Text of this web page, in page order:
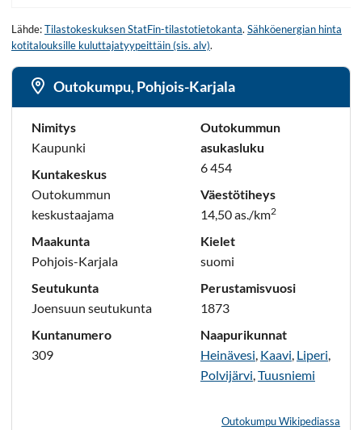
Lähde:Tilastokeskuksen StatFin-tilastotietokanta. Sähköenergian hinta
kotitalouksille kuluttajatyypeittäin (sis. alv).
Outokumpu, Pohjois-Karjala
Nimitys
Kaupunki
Kuntakeskus
Outokummun
keskustaajama
Maakunta
Pohjois-Karjala
Seutukunta
Joensuun seutukunta
Kuntanumero
309
Outokummun
asukasluku
6 454
Väestötiheys
14,50 as./km2
Kielet
suomi
Perustamisvuosi
1873
Naapurikunnat
Heinävesi Kaavi Liperi
Polvijärvi Tuusniemi
Outokumpu Wikipediassa